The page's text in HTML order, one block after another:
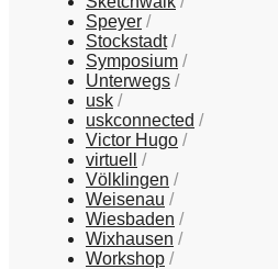
Speyer
Stockstadt
Symposium
Unterwegs
usk
uskconnected
Victor Hugo
virtuell
Völklingen
Weisenau
Wiesbaden
Wixhausen
Workshop